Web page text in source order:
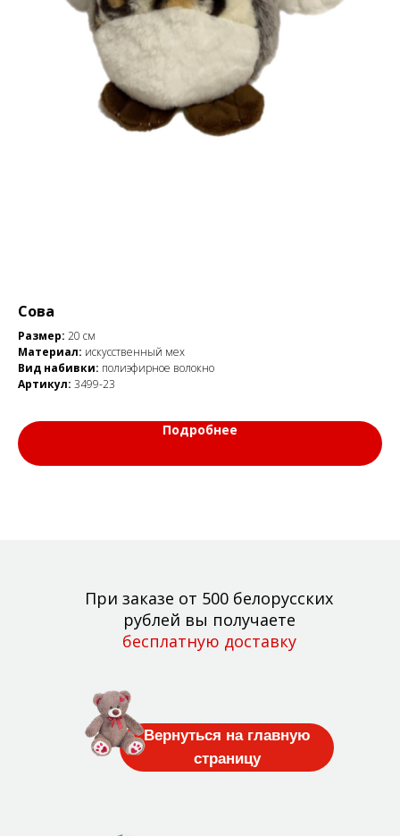
Сова
Размер: 20 см
Материал: искусственный мех
Вид набивки: полиэфирное волокно
Артикул: 3499-23
Подробнее
При заказе от 500 белорусских
рублей вы получаете
бесплатную доставку
Вернуться на главную
страницу